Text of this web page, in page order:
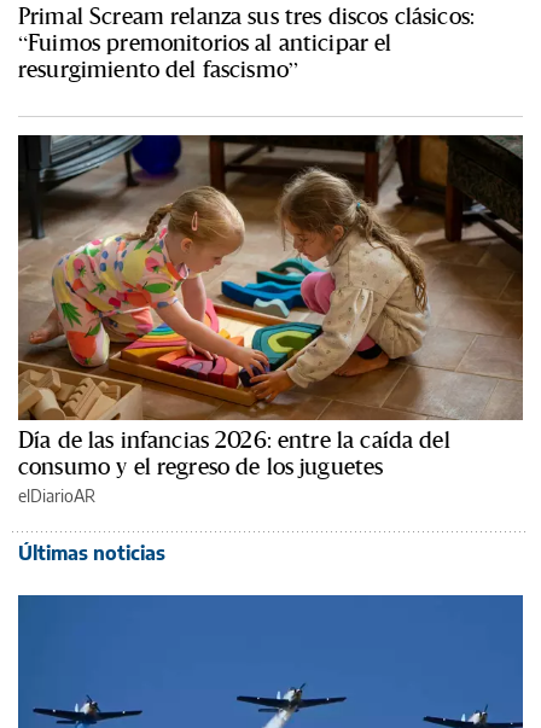
Primal Scream relanza sus tres discos clásicos:
“Fuimos premonitorios al anticipar el
resurgimiento del fascismo”
Día de las infancias 2026: entre la caída del
consumo y el regreso de los juguetes
elDiarioAR
Últimas noticias